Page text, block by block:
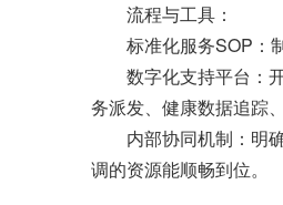
流程与工具：
标准化服务SOP：制
数字化支持平台：开
务派发、健康数据追踪
内部协同机制：明确
调的资源能顺畅到位。